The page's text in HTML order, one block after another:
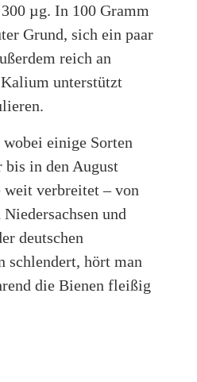
µg. In 100 Gramm
Grund, sich ein paar
reich an
unterstützt
einige Sorten
bis in den August
weit verbreitet – von
und
deutschen
schlendert, hört man
die Bienen fleißig